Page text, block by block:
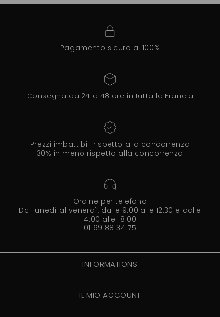
Pagamento sicuro al 100%
Consegna da 24 a 48 ore in tutta la Francia
Prezzi imbattibili rispetto alla concorrenza
30% in meno rispetto alla concorrenza
Ordine per telefono
Dal lunedì al venerdì, dalle 9.00 alle 12.30 e dalle
14.00 alle 18.00.
01 69 88 34 75
INFORMATIONS
IL MIO ACCOUNT